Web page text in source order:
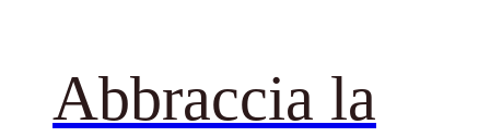
Abbraccia la